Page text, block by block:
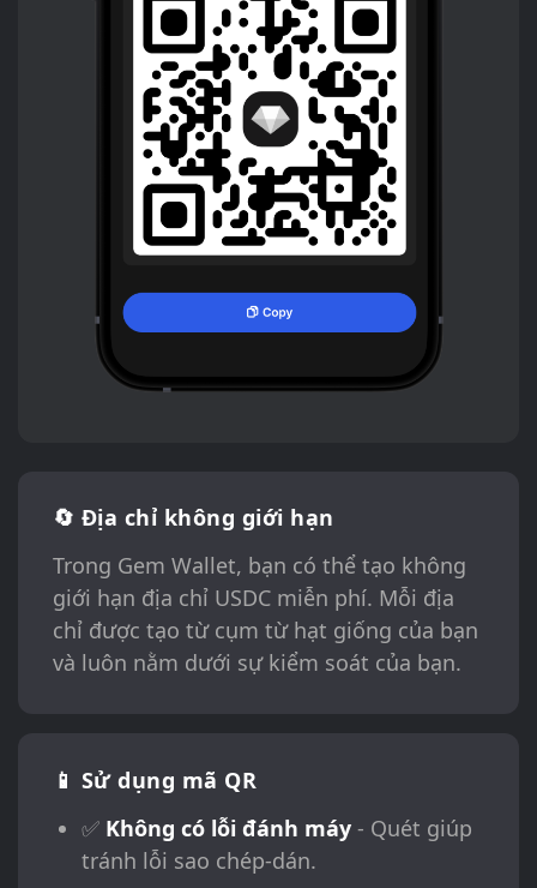
🔄 Địa chỉ không giới hạn
Trong Gem Wallet, bạn có thể tạo không
giới hạn địa chỉ USDC miễn phí. Mỗi địa
chỉ được tạo từ cụm từ hạt giống của bạn
và luôn nằm dưới sự kiểm soát của bạn.
📱 Sử dụng mã QR
✅ Không có lỗi đánh máy- Quét giúp
tránh lỗi sao chép-dán.